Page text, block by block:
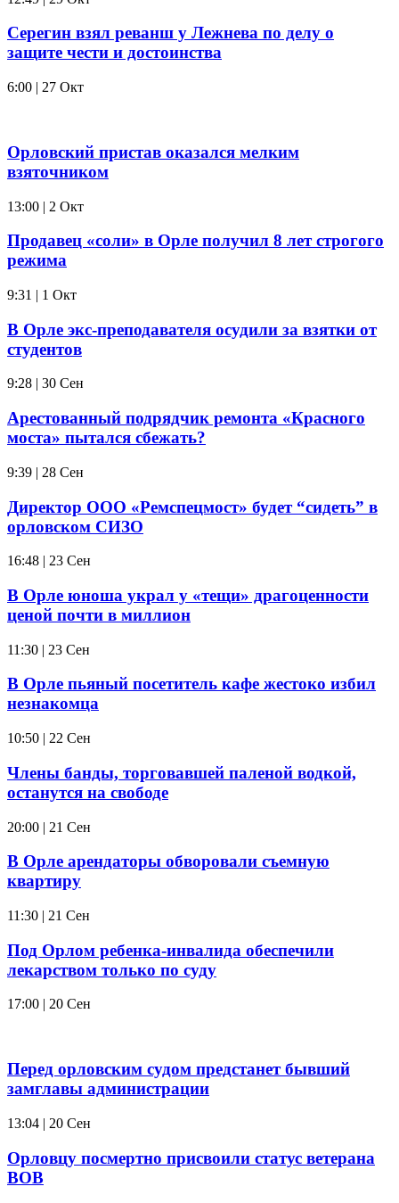
Серегин взял реванш у Лежнева по делу о
защите чести и достоинства
6:00 | 27 Окт
Орловский пристав оказался мелким
взяточником
13:00 | 2 Окт
Продавец «соли» в Орле получил 8 лет строгого
режима
9:31 | 1 Окт
В Орле экс-преподавателя осудили за взятки от
студентов
9:28 | 30 Сен
Арестованный подрядчик ремонта «Красного
моста» пытался сбежать?
9:39 | 28 Сен
Директор ООО «Ремспецмост» будет “сидеть” в
орловском СИЗО
16:48 | 23 Сен
В Орле юноша украл у «тещи» драгоценности
ценой почти в миллион
11:30 | 23 Сен
В Орле пьяный посетитель кафе жестоко избил
незнакомца
10:50 | 22 Сен
Члены банды, торговавшей паленой водкой,
останутся на свободе
20:00 | 21 Сен
В Орле арендаторы обворовали съемную
квартиру
11:30 | 21 Сен
Под Орлом ребенка-инвалида обеспечили
лекарством только по суду
17:00 | 20 Сен
Перед орловским судом предстанет бывший
замглавы администрации
13:04 | 20 Сен
Орловцу посмертно присвоили статус ветерана
ВОВ